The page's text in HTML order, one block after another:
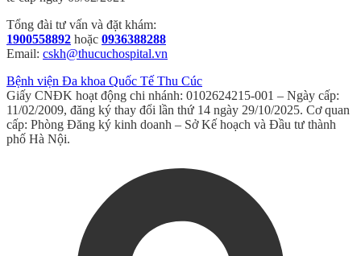
Tổng đài tư vấn và đặt khám:
1900558892 hoặc 0936388288
Email: cskh@thucuchospital.vn
Bệnh viện Đa khoa Quốc Tế Thu Cúc
Giấy CNĐK hoạt động chi nhánh: 0102624215-001 – Ngày cấp:
11/02/2009, đăng ký thay đổi lần thứ 14 ngày 29/10/2025. Cơ quan
cấp: Phòng Đăng ký kinh doanh – Sở Kế hoạch và Đầu tư thành
phố Hà Nội.